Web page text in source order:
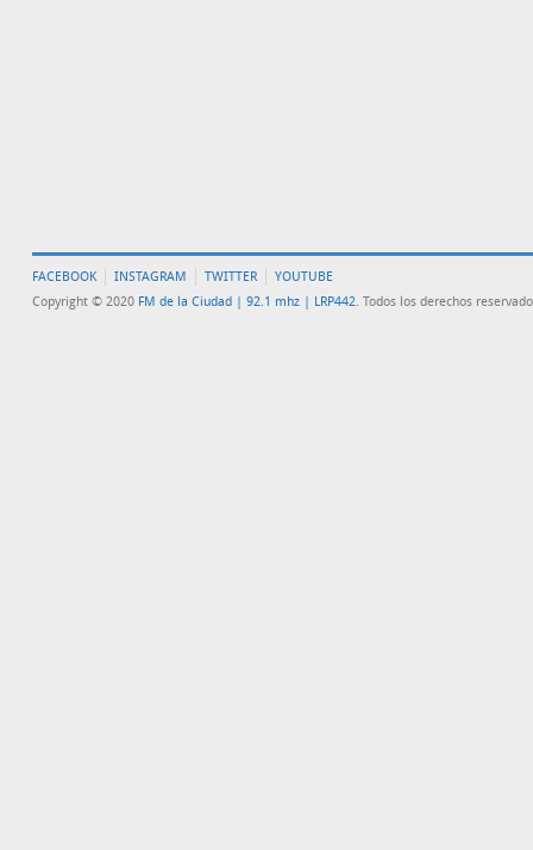
FACEBOOK INSTAGRAM TWITTER
YOUTUBE
Copyright © 2020 FM de la Ciudad | 92.1 mhz | LRP442. Todos los derechos